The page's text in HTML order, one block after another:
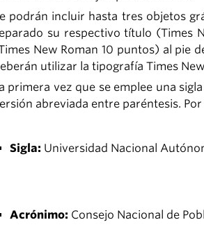
podrán incluir hasta tres objetos
su respectivo título (Times
New Roman 10 puntos) al pie
utilizar la tipografía Times
primera vez que se emplee una
abreviada entre paréntesis.
Sigla: Universidad Nacional
Acrónimo: Consejo Nacional de